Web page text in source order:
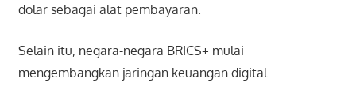
dolar sebagai alat pembayaran.
Selain itu, negara-negara BRICS+ mulai
mengembangkan jaringan keuangan digital